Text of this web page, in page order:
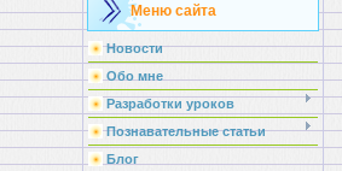
Меню сайта
Новости
Обо мне
Разработки уроков
Познавательные статьи
Блог